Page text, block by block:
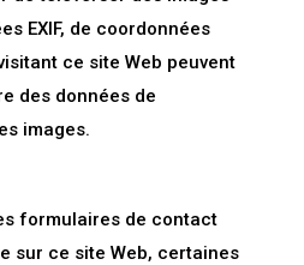
EXIF, de coordonnées
ce site Web peuvent
des données de
images.
formulaires de contact
sur ce site Web, certaines